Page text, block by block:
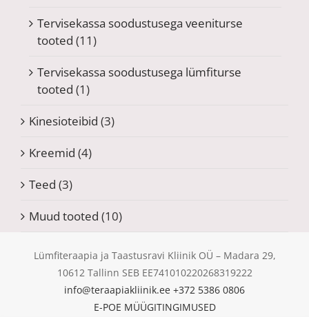
Tervisekassa soodustusega veeniturse
tooted (11)
Tervisekassa soodustusega lümfiturse
tooted (1)
Kinesioteibid (3)
Kreemid (4)
Teed (3)
Muud tooted (10)
Lümfiteraapia ja Taastusravi Kliinik OÜ – Madara 29,
10612 Tallinn SEB EE741010220268319222
info@teraapiakliinik.ee +372 5386 0806
E-POE MÜÜGITINGIMUSED